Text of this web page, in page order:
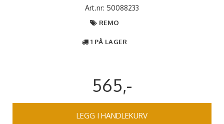
Art.nr: 50088233
REMO
1 PÅ LAGER
565,-
LEGG I HANDLEKURV